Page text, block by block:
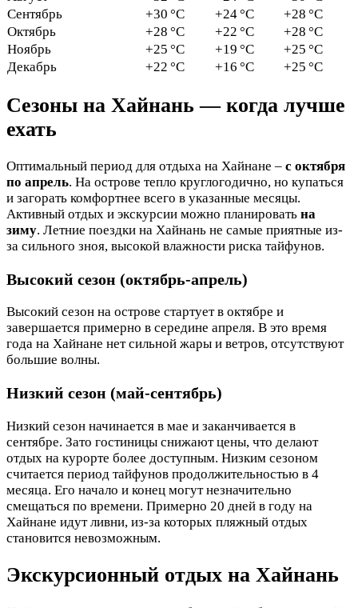
Сентябрь
+30 °C +24 °C
+28 °C
Октябрь
+28 °C +22 °C
+28 °C
Ноябрь
+25 °C +19 °C
+25 °C
Декабрь
+22 °C +16 °C +25 °C
Сезоны на Хайнань — когда лучше
ехать
Оптимальный период для отдыха на Хайнане – с октября
по апрель. На острове тепло круглогодично, но купаться
и загорать комфортнее всего в указанные месяцы.
Активный отдых и экскурсии можно планировать на
зиму. Летние поездки на Хайнань не самые приятные из-
за сильного зноя, высокой влажности риска тайфунов.
Высокий сезон (октябрь-апрель)
Высокий сезон на острове стартует в октябре и
завершается примерно в середине апреля. В это время
года на Хайнане нет сильной жары и ветров, отсутствуют
большие волны.
Низкий сезон (май-сентябрь)
Низкий сезон начинается в мае и заканчивается в
сентябре. Зато гостиницы снижают цены, что делают
отдых на курорте более доступным. Низким сезоном
считается период тайфунов продолжительностью в 4
месяца. Его начало и конец могут незначительно
смещаться по времени. Примерно 20 дней в году на
Хайнане идут ливни, из-за которых пляжный отдых
становится невозможным.
Экскурсионный отдых на Хайнань